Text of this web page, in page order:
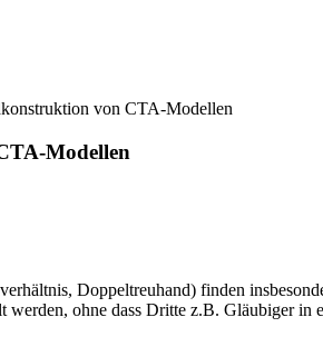
von CTA-Modellen
Modellen
Doppeltreuhand) finden
werden, ohne dass Dritte z.B. Gläubiger